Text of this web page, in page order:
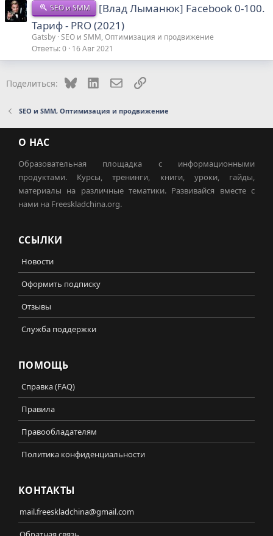
SEO и SMM
[Влад Лыманюк] Facebook 0-100.
Тариф - PRO (2021)
Gatsby SEO и SMM, Оптимизация и продвижение
Ответы 0 16 Авг 2021
Поделиться: Bluesky LinkedInЭлектронная почта
Ссылка
SEO и SMM, Оптимизация и продвижение
О НАС
Образовательная площадка с информационными
продуктами. Курсы, тренинги, книги, уроки, гайды,
материалы на различные тематики. Развивайся вместе с
нами на Freeskladchina.org.
ССЫЛКИ
Новости
Оформить подписку
Отзывы
Служба поддержки
ПОМОЩЬ
Справка (FAQ)
Правила
Правообладателям
Политика конфиденциальности
КОНТАКТЫ
mail.freeskladchina@gmail.com